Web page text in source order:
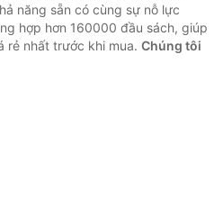
năng sẵn có cùng sự nỗ lực
hợp hơn 160000 đầu sách, giúp
rẻ nhất trước khi mua. Chúng tôi